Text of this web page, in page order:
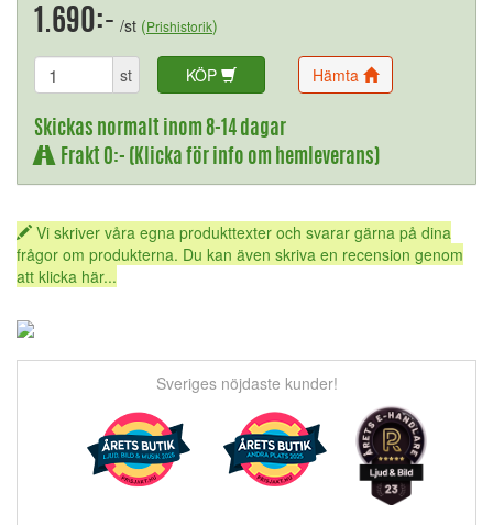
1.690:- /st (Prishistorik)
st KÖP Hämta
Skickas normalt inom 8-14 dagar
Frakt 0:- (Klicka för info om hemleverans)
Vi skriver våra egna produkttexter och svarar gärna på dina
frågor om produkterna. Du kan även skriva en recension genom
att klicka här...
Sveriges nöjdaste kunder!